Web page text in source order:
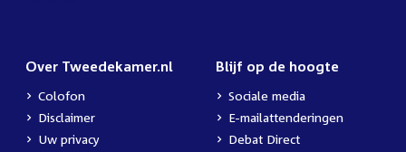
Over Tweedekamer.nl
Colofon
Disclaimer
Uw privacy
Blijf op de hoogte
Sociale media
E-mailattenderingen
Debat Direct